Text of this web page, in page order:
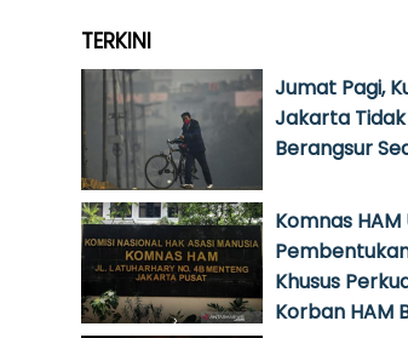
TERKINI
Jumat Pagi,
Jakarta
Berangsur
Komnas HAM
Khusus
Korban HAM